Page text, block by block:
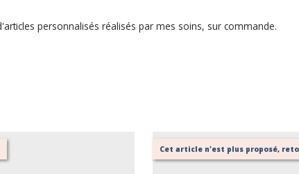
personnalisés réalisés par mes soins, sur commande.
Cet article n'est plus proposé,